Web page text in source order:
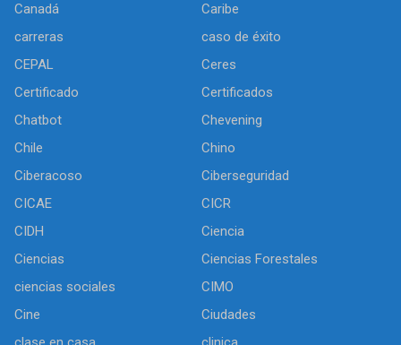
Canadá
Caribe
carreras
caso de éxito
CEPAL
Ceres
Certificado
Certificados
Chatbot
Chevening
Chile
Chino
Ciberacoso
Ciberseguridad
CICAE
CICR
CIDH
Ciencia
Ciencias
Ciencias Forestales
ciencias sociales
CIMO
Cine
Ciudades